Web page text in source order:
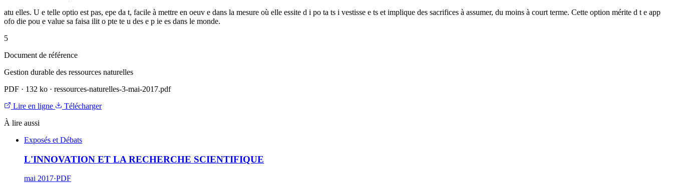
atu elles. U e telle optio est pas, epe da t, facile à mettre en oeuv e dans la mesure où elle essite d i po ta ts i vestisse e ts et implique des sacrifices à assumer, du moins à court terme. Cette option mérite d t e app
ofo die pou e value sa faisa ilit o pte te u des e p ie es dans le monde.
5
Document de référence
Gestion durable des ressources naturelles
PDF · 132 ko · ressources-naturelles-3-mai-2017.pdf
Lire en ligne
Télécharger
À lire aussi
Exposés et Débats
L'INNOVATION ET LA RECHERCHE SCIENTIFIQUE
mai 2017·PDF